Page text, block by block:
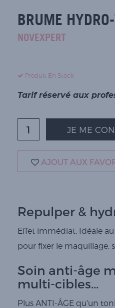
BRUME
NOVEXPERT
Produit En Stock
Tarif réservé aux
JE ME
AJOUT AUX
Repulper &
Effet immédiat. Idéale
pour fixer le maquillage,
Soin anti-âge
multi-cibles...
Plus ANTI-ÂGE qu'un